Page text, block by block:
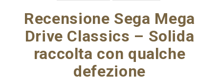
Recensione Sega Mega
Drive Classics – Solida
raccolta con qualche
defezione